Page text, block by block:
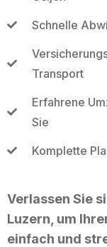
Schnelle
Transport
Erfahrene
Sie
Komplette
Verlassen Sie
Luzern, um
einfach und